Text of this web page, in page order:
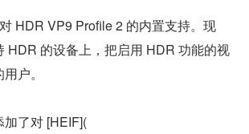
HDR VP9 Profile 2 的内置支持。现
HDR 的设备上，把启用 HDR 功能的视
户。
加了对 [HEIF](